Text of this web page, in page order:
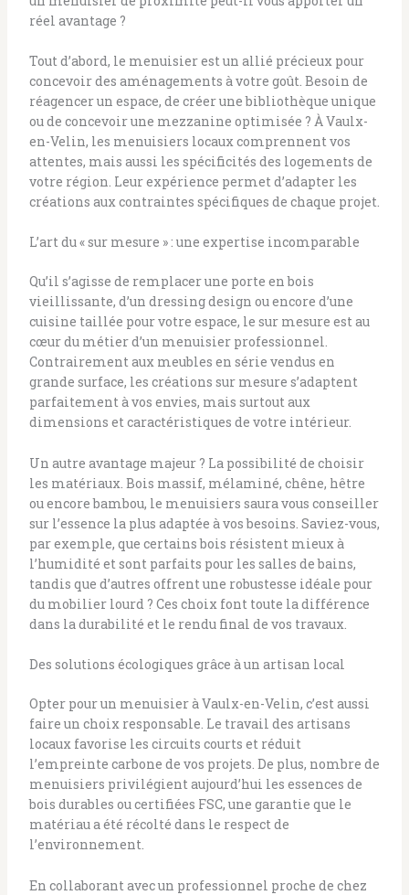
réel avantage ?
Tout d’abord, le menuisier est un allié précieux pour
concevoir des aménagements à votre goût. Besoin de
réagencer un espace, de créer une bibliothèque unique
ou de concevoir une mezzanine optimisée ? À Vaulx-
en-Velin, les menuisiers locaux comprennent vos
attentes, mais aussi les spécificités des logements de
votre région. Leur expérience permet d’adapter les
créations aux contraintes spécifiques de chaque projet.
L’art du « sur mesure » : une expertise incomparable
Qu’il s’agisse de remplacer une porte en bois
vieillissante, d’un dressing design ou encore d’une
cuisine taillée pour votre espace, le sur mesure est au
cœur du métier d’un menuisier professionnel.
Contrairement aux meubles en série vendus en
grande surface, les créations sur mesure s’adaptent
parfaitement à vos envies, mais surtout aux
dimensions et caractéristiques de votre intérieur.
Un autre avantage majeur ? La possibilité de choisir
les matériaux. Bois massif, mélaminé, chêne, hêtre
ou encore bambou, le menuisiers saura vous conseiller
sur l’essence la plus adaptée à vos besoins. Saviez-vous,
par exemple, que certains bois résistent mieux à
l’humidité et sont parfaits pour les salles de bains,
tandis que d’autres offrent une robustesse idéale pour
du mobilier lourd ? Ces choix font toute la différence
dans la durabilité et le rendu final de vos travaux.
Des solutions écologiques grâce à un artisan local
Opter pour un menuisier à Vaulx-en-Velin, c’est aussi
faire un choix responsable. Le travail des artisans
locaux favorise les circuits courts et réduit
l’empreinte carbone de vos projets. De plus, nombre de
menuisiers privilégient aujourd’hui les essences de
bois durables ou certifiées FSC, une garantie que le
matériau a été récolté dans le respect de
l’environnement.
En collaborant avec un professionnel proche de chez